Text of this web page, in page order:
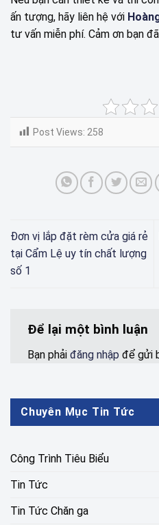
ấn tượng, hãy liên hệ với
tư vấn miễn phí. Cảm ơn bạn
Post Views: 258
Đơn vị lắp đặt rèm cửa giá rẻ
tại Cẩm Lệ uy tín chất lượng
số 1
Để lại một bình luận
Bạn phải đăng nhập để gửi
Chuyên Mục Tin Tức
Công Trình Tiêu Biểu
Tin Tức
Tin Tức Chăn ga